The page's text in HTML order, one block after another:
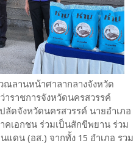
ลานหน้าศาลากลางจังหวัด
าราชการจังหวัดนครสวรรค์
ดจังหวัดนครสวรรค์ นายอำเภอ
เอกชน ร่วมเป็นสักขีพยาน ร่วม
ดน (อส.) จากทั้ง 15 อำเภอ รวม